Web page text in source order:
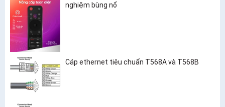
nghiệm bùng nổ
Cáp ethernet tiêu chuẩn T568A và T568B